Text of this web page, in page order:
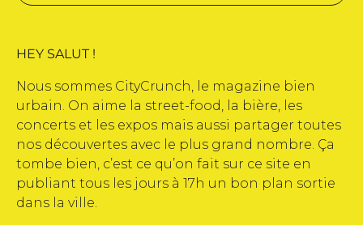
HEY SALUT !
Nous sommes CityCrunch, le magazine bien
urbain. On aime la street-food, la bière, les
concerts et les expos mais aussi partager toutes
nos découvertes avec le plus grand nombre. Ça
tombe bien, c’est ce qu’on fait sur ce site en
publiant tous les jours à 17h un bon plan sortie
dans la ville.